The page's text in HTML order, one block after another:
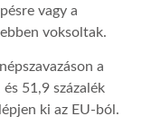
vagy a
voksoltak.
a
51,9 százalék
ki az EU-ból.